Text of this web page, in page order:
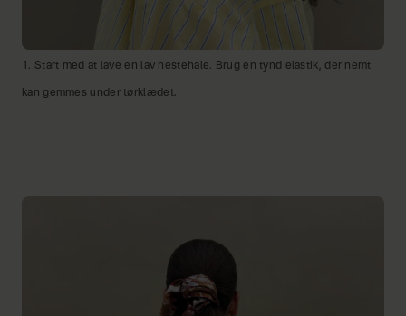
1. Start med at lave en lav hestehale. Brug en tynd elastik, der nemt
kan gemmes under tørklædet.